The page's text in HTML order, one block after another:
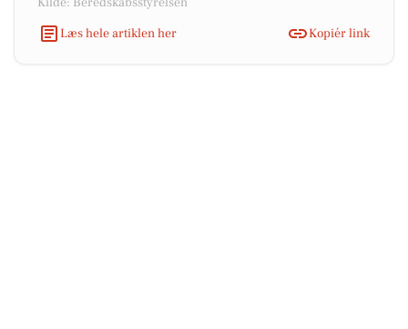
Læs hele artiklen her
Kopiér link